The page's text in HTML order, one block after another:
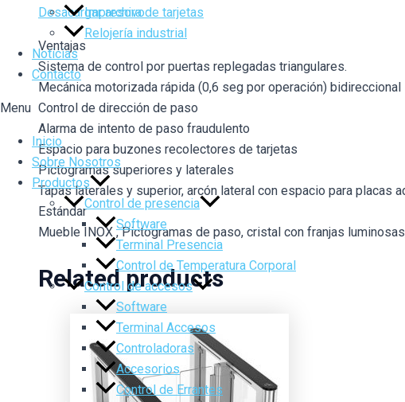
Impresora de tarjetas
Relojería industrial
Noticias
Contacto
Menu
Inicio
Sobre Nosotros
Productos
Control de presencia
Software
Terminal Presencia
Control de Temperatura Corporal
Control de accesos
Software
Terminal Accesos
Controladoras
Accesorios
Control de Errantes
Desacargar archivo
Ventajas
Sistema de control por puertas replegadas triangulares.
Mecánica motorizada rápida (0,6 seg por operación) bidireccional
Control de dirección de paso
Alarma de intento de paso fraudulento
Espacio para buzones recolectores de tarjetas
Pictogramas superiores y laterales
Tapas laterales y superior, arcón lateral con espacio para placas
Estándar
Mueble INOX , Pictogramas de paso, cristal con franjas
Related products